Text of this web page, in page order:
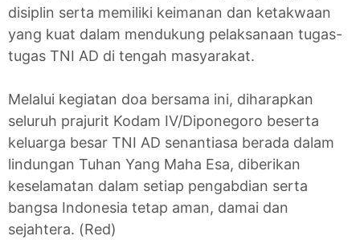
disiplin serta memiliki keimanan dan ketakwaan
yang kuat dalam mendukung pelaksanaan tugas-
tugas TNI AD di tengah masyarakat.
Melalui kegiatan doa bersama ini, diharapkan
seluruh prajurit Kodam IV/Diponegoro beserta
keluarga besar TNI AD senantiasa berada dalam
lindungan Tuhan Yang Maha Esa, diberikan
keselamatan dalam setiap pengabdian serta
bangsa Indonesia tetap aman, damai dan
sejahtera. (Red)